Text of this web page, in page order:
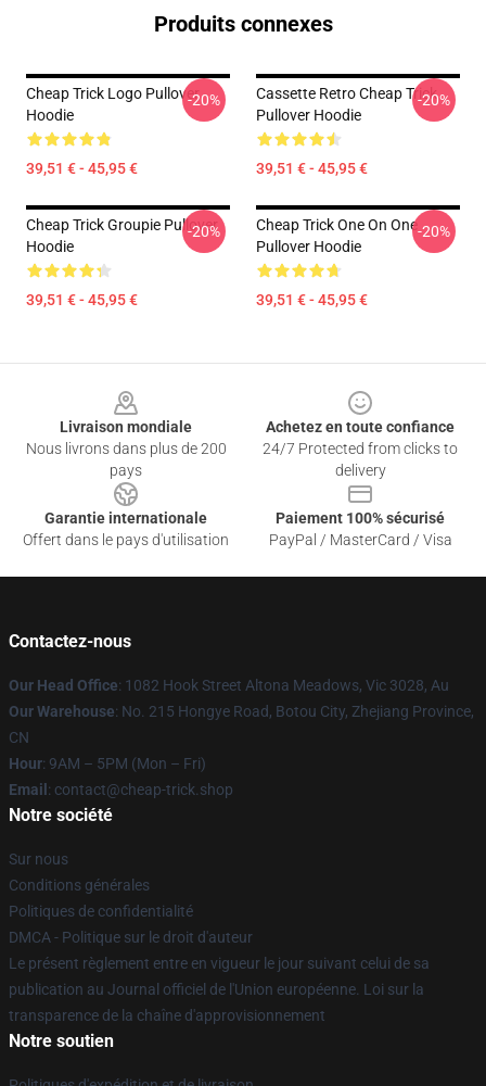
Produits connexes
Cheap Trick Logo Pullover
Hoodie
39,51 € - 45,95 €
-20%
Cassette Retro Cheap Trick
Pullover Hoodie
39,51 € - 45,95 €
-20%
Cheap Trick Groupie Pullover
Hoodie
39,51 € - 45,95 €
-20%
Cheap Trick One On One
Pullover Hoodie
39,51 € - 45,95 €
-20%
Livraison mondiale
Nous livrons dans plus de 200
pays
Achetez en toute confiance
24/7 Protected from clicks to
delivery
Garantie internationale
Offert dans le pays d'utilisation
Paiement 100% sécurisé
PayPal / MasterCard / Visa
Contactez-nous
Our Head Office: 1082 Hook Street Altona Meadows, Vic 3028, Au
Our Warehouse: No. 215 Hongye Road, Botou City, Zhejiang Province,
CN
Hour: 9AM – 5PM (Mon – Fri)
Email : contact@cheap-trick.shop
Notre société
Sur nous
Conditions générales
Politiques de confidentialité
DMCA - Politique sur le droit d'auteur
Le présent règlement entre en vigueur le jour suivant celui de sa
publication au Journal officiel de l'Union européenne. Loi sur la
transparence de la chaîne d'approvisionnement
Notre soutien